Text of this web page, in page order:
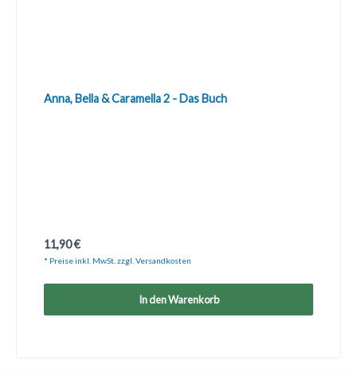
Anna, Bella & Caramella 2 - Das Buch
Regulärer Preis:
11,90 €
* Preise inkl. MwSt. zzgl. Versandkosten
In den Warenkorb